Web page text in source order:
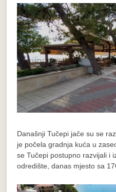
Današnji Tučepi jače su se
je počela gradnja kuća u
se Tučepi postupno razvijali i
odredište, danas mjesto sa